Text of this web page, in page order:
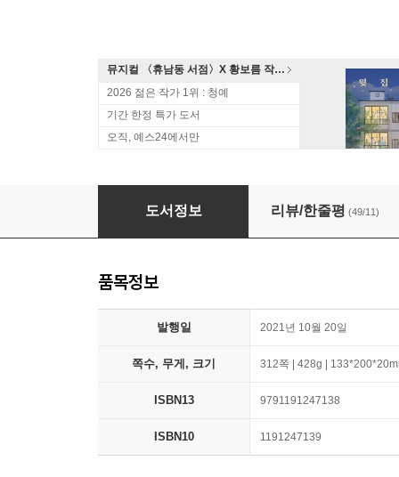
뮤지컬 〈휴남동 서점〉X 황보름 작가 북토크
2026 젊은 작가 1위 : 청예
기간 한정 특가 도서
오직, 예스24에서만
아파트먼트
도서정보 리뷰/한줄평 (49/11)
품목정보
발행일 2021년 10월 20일
쪽수, 무게, 크기 312쪽 | 428g |
ISBN13 9791191247138
ISBN10 1191247139